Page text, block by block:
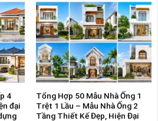
4
đại
Tổng Hợp 50 Mẫu Nhà Ống 1
Trệt 1 Lầu – Mẫu Nhà Ống 2
Tầng Thiết Kế Đẹp, Hiện Đại